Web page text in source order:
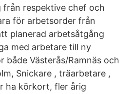
från respektive chef och
för arbetsorder från
planerad arbetsåtgång
med arbetare till ny
både Västerås/Ramnäs och
Snickare , träarbetare ,
ha körkort, fler årig